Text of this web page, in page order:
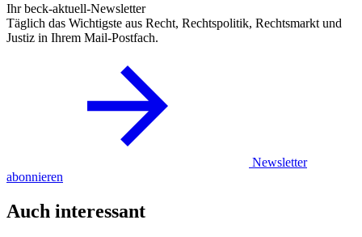
Ihr beck-aktuell-Newsletter
Täglich das Wichtigste aus Recht, Rechtspolitik, Rechtsmarkt und
Justiz in Ihrem Mail-Postfach.
Newsletter
abonnieren
Auch interessant